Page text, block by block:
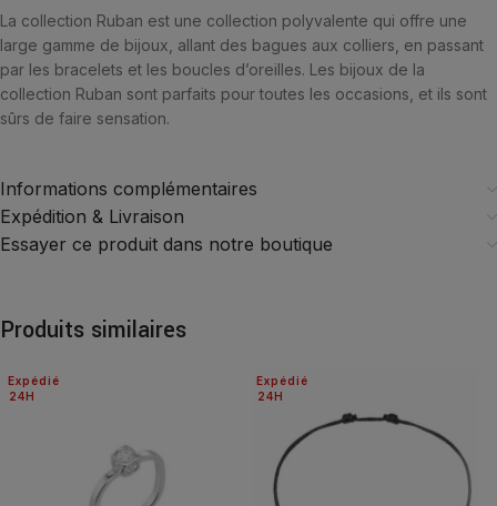
La collection Ruban est une collection polyvalente qui offre une
large gamme de bijoux, allant des bagues aux colliers, en passant
par les bracelets et les boucles d’oreilles. Les bijoux de la
collection Ruban sont parfaits pour toutes les occasions, et ils sont
sûrs de faire sensation.
Informations complémentaires
Expédition & Livraison
Essayer ce produit dans notre boutique
Produits similaires
24H
Expédié
24H
Expédié